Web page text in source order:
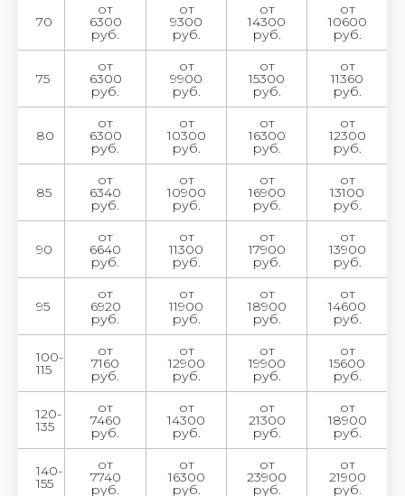
70
от
6300
руб.
от
9300
руб.
от
14300
руб.
от
10600
руб.
75
от
6300
руб.
от
9900
руб.
от
15300
руб.
от
11360
руб.
80
от
6300
руб.
от
10300
руб.
от
16300
руб.
от
12300
руб.
85
от
6340
руб.
от
10900
руб.
от
16900
руб.
от
13100
руб.
90
от
6640
руб.
от
11300
руб.
от
17900
руб.
от
13900
руб.
95
от
6920
руб.
от
11900
руб.
от
18900
руб.
от
14600
руб.
100-
115
от
7160
руб.
от
12900
руб.
от
19900
руб.
от
15600
руб.
120-
135
от
7460
руб.
от
14300
руб.
от
21300
руб.
от
18900
руб.
140-
155
от
7740
руб.
от
16300
руб.
от
23900
руб.
от
21900
руб.